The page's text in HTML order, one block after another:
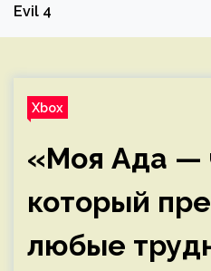
Evil 4
Xbox
«Моя Ада —
который
любые